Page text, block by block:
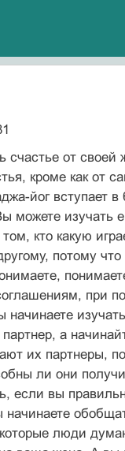
счастье от
кроме как от
йог вступает
можете изучать
кто какую
потому
при
начинаете
а
их партнеры,
ли они
если вы
начинаете
люди